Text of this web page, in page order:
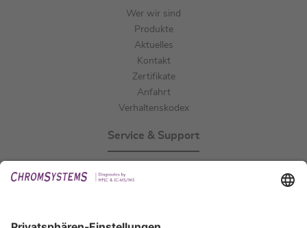
Wer wir sind
Produkte
Aktuelles
Kontakt
Zertifikate
Anfahrt
Verhaltenskodex
Service & Support